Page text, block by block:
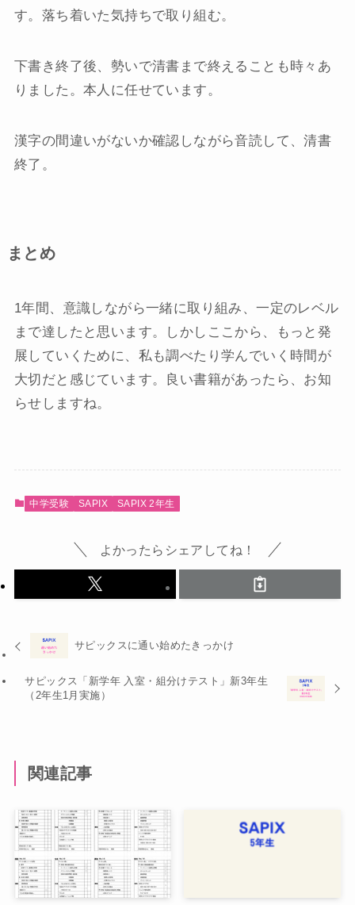
す。落ち着いた気持ちで取り組む。
下書き終了後、勢いで清書まで終えることも時々あ
りました。本人に任せています。
漢字の間違いがないか確認しながら音読して、清書
終了。
まとめ
1年間、意識しながら一緒に取り組み、一定のレベル
まで達したと思います。しかしここから、もっと発
展していくために、私も調べたり学んでいく時間が
大切だと感じています。良い書籍があったら、お知
らせしますね。
中学受験 SAPIX SAPIX 2年生
よかったらシェアしてね！
サピックスに通い始めたきっかけ
サピックス「新学年 入室・組分けテスト」新3年生
（2年生1月実施）
関連記事